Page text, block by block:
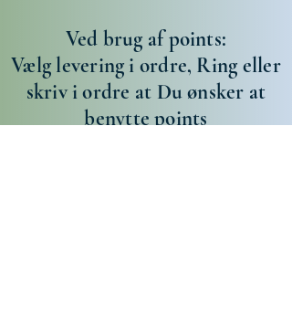
Ved brug af points:
Vælg levering i ordre, Ring eller
skriv i ordre at Du ønsker at
benytte points